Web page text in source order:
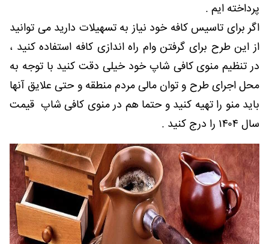
پرداخته ایم .
اگر برای تاسیس کافه خود نیاز به تسهیلات دارید می توانید
از این طرح برای گرفتن وام راه اندازی کافه استفاده کنید ،
در تنظیم منوی کافی شاپ خود خیلی دقت کنید با توجه به
محل اجرای طرح و توان مالی مردم منطقه و حتی علایق آنها
باید منو را تهیه کنید و حتما هم در منوی کافی شاپ قیمت
سال ۱۴۰۴ را درج کنید .